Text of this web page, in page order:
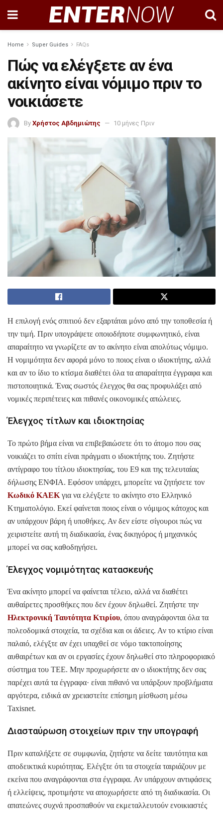
Home Super Guides FAQs
Πώς να ελέγξετε αν ένα
ακίνητο είναι νόμιμο πριν το
νοικιάσετε
By Χρήστος Αβδημιώτης 10 μήνες Πριν
Η επιλογή ενός σπιτιού δεν εξαρτάται μόνο από την τοποθεσία ή
την τιμή. Πριν υπογράψετε οποιοδήποτε συμφωνητικό, είναι
απαραίτητο να γνωρίζετε αν το ακίνητο είναι απολύτως νόμιμο.
Η νομιμότητα δεν αφορά μόνο το ποιος είναι ο ιδιοκτήτης, αλλά
και αν το ίδιο το κτίσμα διαθέτει όλα τα απαραίτητα έγγραφα και
πιστοποιητικά. Ένας σωστός έλεγχος θα σας προφυλάξει από
νομικές περιπέτειες και πιθανές οικονομικές απώλειες.
Έλεγχος τίτλων και ιδιοκτησίας
Το πρώτο βήμα είναι να επιβεβαιώσετε ότι το άτομο που σας
νοικιάζει το σπίτι είναι πράγματι ο ιδιοκτήτης του. Ζητήστε
αντίγραφο του τίτλου ιδιοκτησίας, του Ε9 και της τελευταίας
δήλωσης ΕΝΦΙΑ. Εφόσον υπάρχει, μπορείτε να ζητήσετε τον
Κωδικό ΚΑΕΚ για να ελέγξετε το ακίνητο στο Ελληνικό
Κτηματολόγιο. Εκεί φαίνεται ποιος είναι ο νόμιμος κάτοχος και
αν υπάρχουν βάρη ή υποθήκες. Αν δεν είστε σίγουροι πώς να
χειριστείτε αυτή τη διαδικασία, ένας δικηγόρος ή μηχανικός
μπορεί να σας καθοδηγήσει.
Έλεγχος νομιμότητας κατασκευής
Ένα ακίνητο μπορεί να φαίνεται τέλειο, αλλά να διαθέτει
αυθαίρετες προσθήκες που δεν έχουν δηλωθεί. Ζητήστε την
Ηλεκτρονική Ταυτότητα Κτιρίου, όπου αναγράφονται όλα τα
πολεοδομικά στοιχεία, τα σχέδια και οι άδειες. Αν το κτίριο είναι
παλαιό, ελέγξτε αν έχει υπαχθεί σε νόμο τακτοποίησης
αυθαιρέτων και αν οι εργασίες έχουν δηλωθεί στο πληροφοριακό
σύστημα του ΤΕΕ. Μην προχωρήσετε αν ο ιδιοκτήτης δεν σας
παρέχει αυτά τα έγγραφα· είναι πιθανό να υπάρξουν προβλήματα
αργότερα, ειδικά αν χρειαστείτε επίσημη μίσθωση μέσω
Taxisnet.
Διασταύρωση στοιχείων πριν την υπογραφή
Πριν καταλήξετε σε συμφωνία, ζητήστε να δείτε ταυτότητα και
αποδεικτικά κυριότητας. Ελέγξτε ότι τα στοιχεία ταιριάζουν με
εκείνα που αναγράφονται στα έγγραφα. Αν υπάρχουν αντιφάσεις
ή ελλείψεις, προτιμήστε να αποχωρήσετε από τη διαδικασία. Οι
απατεώνες συχνά προσπαθούν να εκμεταλλευτούν ενοικιαστές